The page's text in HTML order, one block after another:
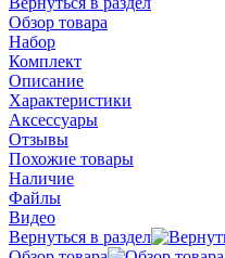
Обзор товара
Набор
Комплект
Описание
Характеристики
Аксессуары
Отзывы
Похожие товары
Наличие
Файлы
Видео
Вернуться в раздел